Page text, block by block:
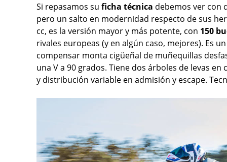
Si repasamos su ficha técnica debemos ver con
pero un salto en modernidad respecto de sus
cc, es la versión mayor y más potente, con 150
rivales europeas (y en algún caso, mejores). Es
compensar monta cigüeñal de muñequillas
una V a 90 grados. Tiene dos árboles de levas en
y distribución variable en admisión y escape.